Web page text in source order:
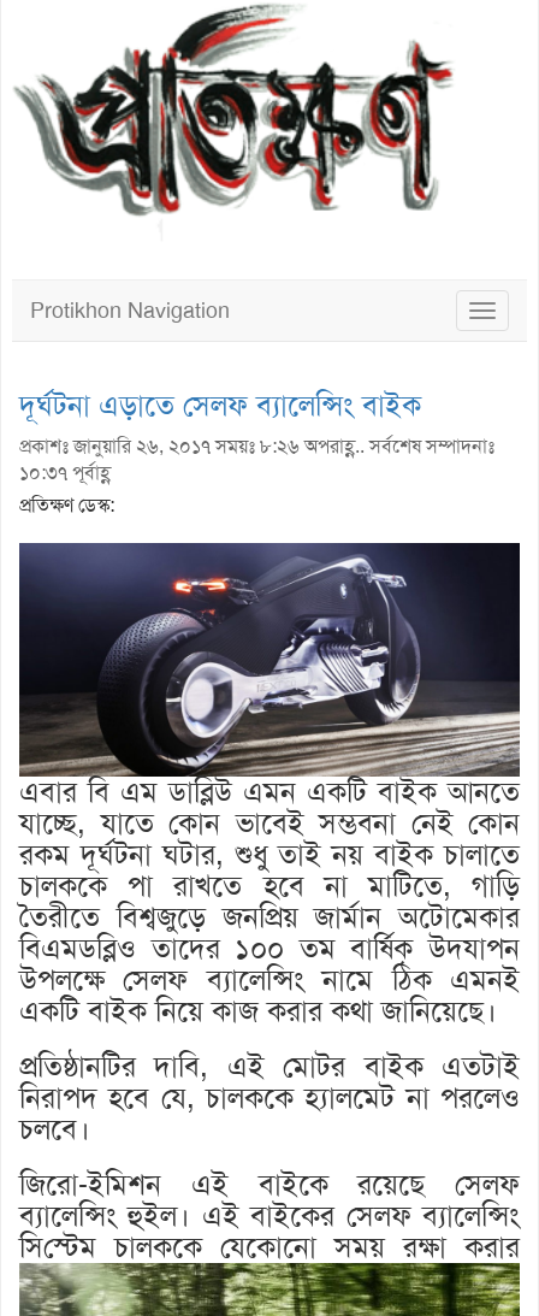
Toggle
Protikhon Navigation
দূর্ঘটনা এড়াতে সেলফ ব্যালেন্সিং বাইক
প্রকাশঃ জানুয়ারি ২৬, ২০১৭ সময়ঃ ৮:২৬ অপরাহ্ণ.. সর্বশেষ সম্পাদনাঃ
১০:৩৭ পূর্বাহ্ণ
প্রতিক্ষণ ডেস্ক:
এবার বি এম ডাব্লিউ এমন একটি বাইক আনতে
যাচ্ছে, যাতে কোন ভাবেই সম্ভবনা নেই কোন
রকম দূর্ঘটনা ঘটার, শুধু তাই নয় বাইক চালাতে
চালককে পা রাখতে হবে না মাটিতে, গাড়ি
তৈরীতে বিশ্বজুড়ে জনপ্রিয় জার্মান অটোমেকার
বিএমডব্লিও তাদের ১০০ তম বার্ষিক উদযাপন
উপলক্ষে সেলফ ব্যালেন্সিং নামে ঠিক এমনই
একটি বাইক নিয়ে কাজ করার কথা জানিয়েছে।
প্রতিষ্ঠানটির দাবি, এই মোটর বাইক এতটাই
নিরাপদ হবে যে, চালককে হ্যালমেট না পরলেও
চলবে।
জিরো-ইমিশন এই বাইকে রয়েছে সেলফ
ব্যালেন্সিং হুইল। এই বাইকের সেলফ ব্যালেন্সিং
সিস্টেম চালককে যেকোনো সময় রক্ষা করার